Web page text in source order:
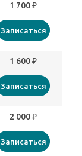
1 700 ₽
Записаться
1 600 ₽
Записаться
2 000 ₽
Записаться